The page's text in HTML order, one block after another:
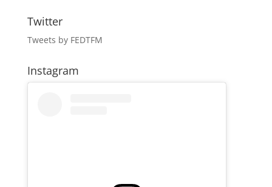
Twitter
Tweets by FEDTFM
Instagram